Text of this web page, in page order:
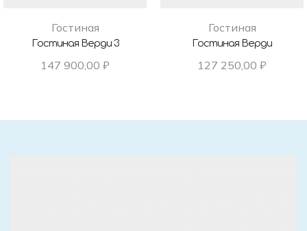
Гостиная
Гостиная Верди 3
147 900,00 ₽
Гостиная
Гостиная Верди
127 250,00 ₽